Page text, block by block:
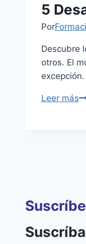
5
Por
Descubre
otros. El
Leer más5